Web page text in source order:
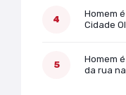
Homem
Cidade
Homem
da rua